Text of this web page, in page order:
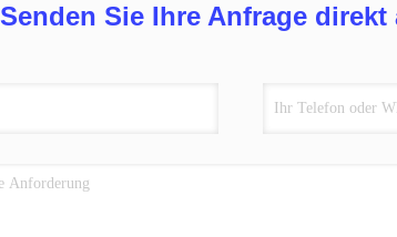
Senden Sie Ihre Anfrage direkt